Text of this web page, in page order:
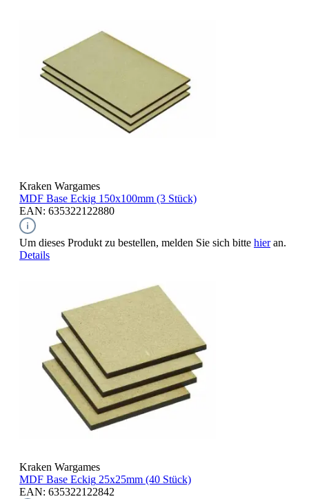
Kraken Wargames
MDF Base Eckig 150x100mm (3 Stück)
EAN: 635322122880
Um dieses Produkt zu bestellen, melden Sie sich bitte hieran.
Details
Kraken Wargames
MDF Base Eckig 25x25mm (40 Stück)
EAN: 635322122842